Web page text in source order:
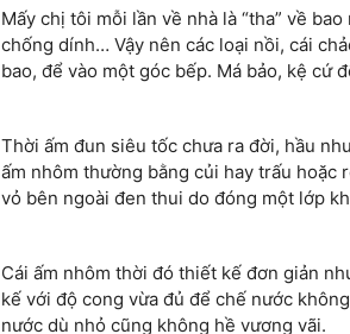
Mấy chị tôi mỗi lần về nhà là “tha” về
chống dính… Vậy nên các loại nồi, cái
bao, để vào một góc bếp. Má bảo, kệ cứ
Thời ấm đun siêu tốc chưa ra đời, hầu
ấm nhôm thường bằng củi hay trấu hoặc
vỏ bên ngoài đen thui do đóng một lớp
Cái ấm nhôm thời đó thiết kế đơn giản
kế với độ cong vừa đủ để chế nước
nước dù nhỏ cũng không hề vương vãi.